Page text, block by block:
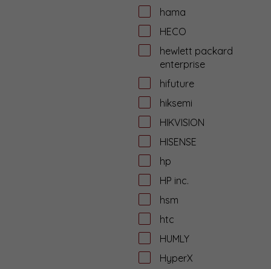
hama
HECO
hewlett packard
enterprise
hifuture
hiksemi
HIKVISION
HISENSE
hp
HP inc.
hsm
htc
HUMLY
HyperX